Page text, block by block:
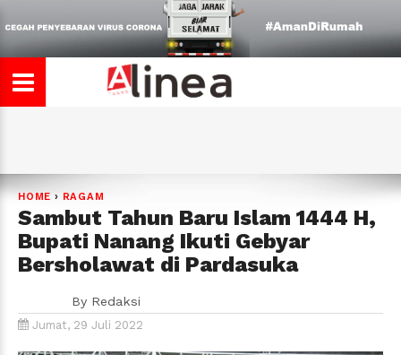
HOME › RAGAM
Sambut Tahun Baru Islam 1444 H,
Bupati Nanang Ikuti Gebyar
Bersholawat di Pardasuka
By Redaksi
Jumat, 29 Juli 2022